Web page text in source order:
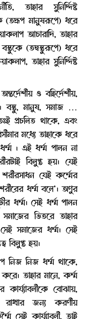
তাহার সুনির্দ্দিষ্ট
(তদ্রূপ মানুষরূপে) ধরে
আচারাদি, তাহার
বস্তুকে (তদ্বস্তুরূপে) ধরে
তাহার সুনির্দ্দিষ্ট
ও বহির্দেশীয়,
বস্তু, মানুষ, সমাজ …
প্রচলিত থাকে, এবং
মধ্যে তাহাকে ধরে
। এই ধর্ম্ম পালন না
বিলুপ্ত হয়। যেই
যেই কর্ম্মের
ধর্ম্ম বলে’। অণুর
ধর্ম্ম। সেই ধর্ম্ম পালন
ভিতরে তাহার
সমাজের ধর্ম্ম। সেই
বিলুপ্ত হয়।
নিজ নিজ ধর্ম্ম থাকে,
তাহার মানে, কর্ম্ম
বোঝায়,
রাখার জন্য করণীয়
সেই কার্য্যাবলী, তাই